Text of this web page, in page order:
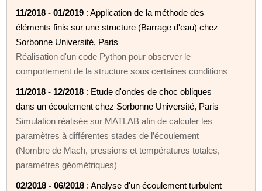
11/2018 - 01/2019 : Application de la méthode des
éléments finis sur une structure (Barrage d'eau) chez
Sorbonne Université, Paris
Réalisation d'un code Python pour observer le
comportement de la structure sous certaines conditions
11/2018 - 12/2018 : Etude d'ondes de choc obliques
dans un écoulement chez Sorbonne Université, Paris
Simulation réalisée sur MATLAB afin de calculer les
paramètres à différentes stades de l’écoulement
(Nombre de Mach, pressions et températures totales,
paramètres géométriques)
02/2018 - 06/2018 : Analyse d'un écoulement turbulent